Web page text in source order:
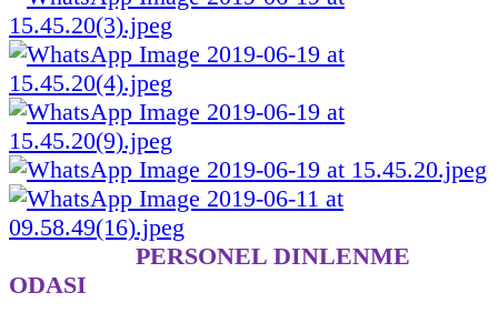
PERSONEL DINLENME
ODASI